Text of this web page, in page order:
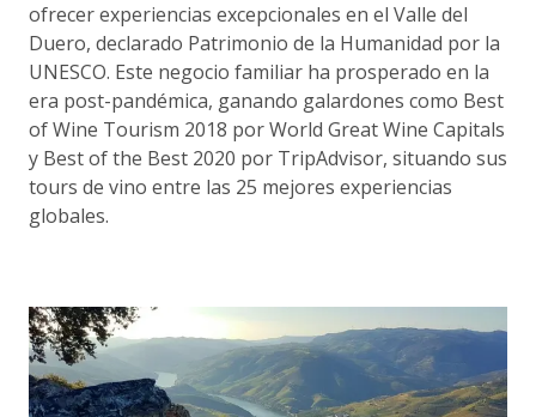
ofrecer experiencias excepcionales en el Valle del
Duero, declarado Patrimonio de la Humanidad por la
UNESCO. Este negocio familiar ha prosperado en la
era post-pandémica, ganando galardones como Best
of Wine Tourism 2018 por World Great Wine Capitals
y Best of the Best 2020 por TripAdvisor, situando sus
tours de vino entre las 25 mejores experiencias
globales.